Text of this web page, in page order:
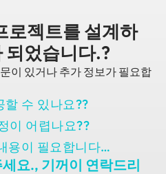
로젝트를 설계하
되었습니다.?
이 있거나 추가 정보가 필요합
할 수 있나요??
이 어렵나요??
용이 필요합니다…
요., 기꺼이 연락드리